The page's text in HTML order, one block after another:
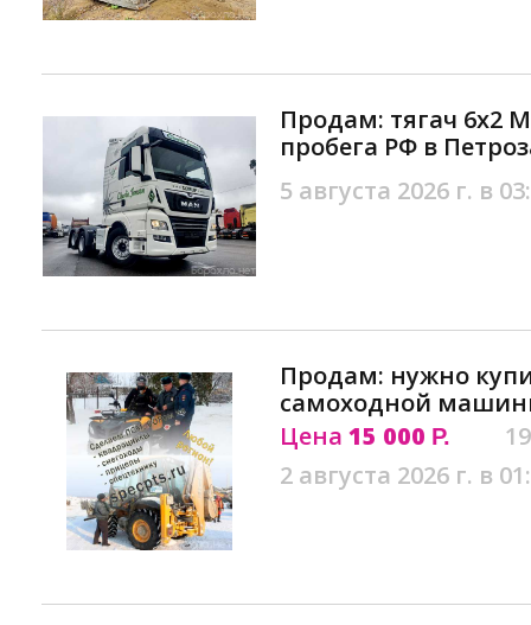
Продам: тягач 6х2
пробега РФ в
5 августа 2026 г. в
Продам: нужно
самоходной
Цена 15 000 Р.
2 августа 2026 г. в